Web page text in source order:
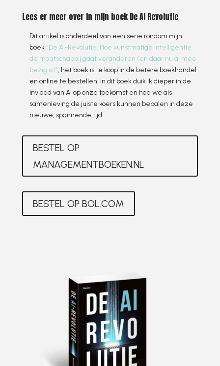
Lees er meer over in mijn boek De AI Revolutie
Dit artikel is onderdeel van een serie rondom mijn
boek “De AI-Revolutie: Hoe kunstmatige intelligentie
de maatschappij gaat veranderen (en daar nu al mee
bezig is)”, het boek is te koop in de betere boekhandel
en online te bestellen. In dit boek duik ik dieper in de
invloed van AI op onze toekomst en hoe we als
samenleving de juiste koers kunnen bepalen in deze
nieuwe, spannende tijd.
BESTEL OP
MANAGEMENTBOEKEN.NL
BESTEL OP BOL.COM